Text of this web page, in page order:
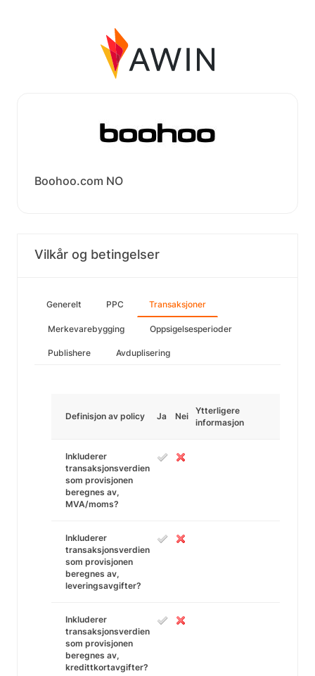
Boohoo.com NO
Vilkår og betingelser
Generelt PPC Transaksjoner
Merkevarebygging Oppsigelsesperioder
Publishere Avduplisering
Definisjon av policy Ja Nei
Ytterligere
informasjon
Inkluderer
transaksjonsverdien
som provisjonen
beregnes av,
MVA/moms?
Inkluderer
transaksjonsverdien
som provisjonen
beregnes av,
leveringsavgifter?
Inkluderer
transaksjonsverdien
som provisjonen
beregnes av,
kredittkortavgifter?